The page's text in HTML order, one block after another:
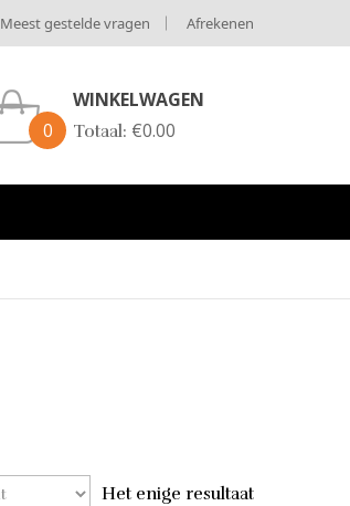
Meest gestelde vragen Afrekenen
WINKELWAGEN
0
Totaal: €0.00
Het enige resultaat